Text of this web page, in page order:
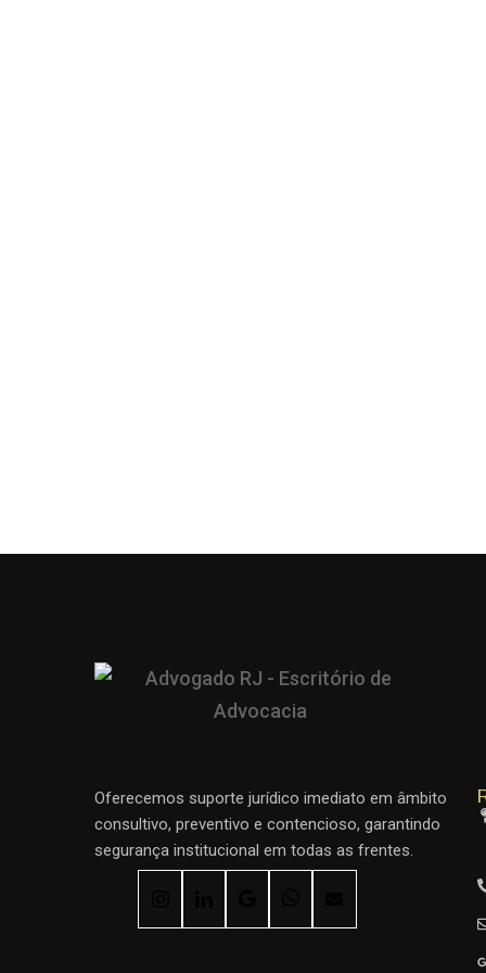
Oferecemos suporte jurídico imediato em âmbito
consultivo, preventivo e contencioso, garantindo
segurança institucional em todas as frentes.